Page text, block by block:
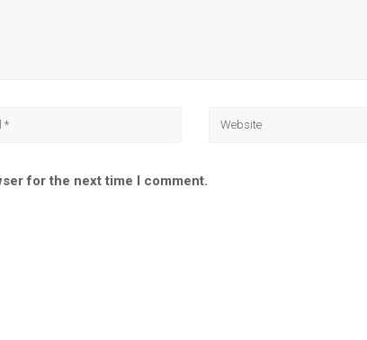
for the next time I comment.